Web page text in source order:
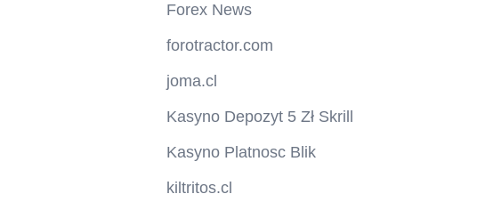
Forex News
forotractor.com
joma.cl
Kasyno Depozyt 5 Zł Skrill
Kasyno Platnosc Blik
kiltritos.cl